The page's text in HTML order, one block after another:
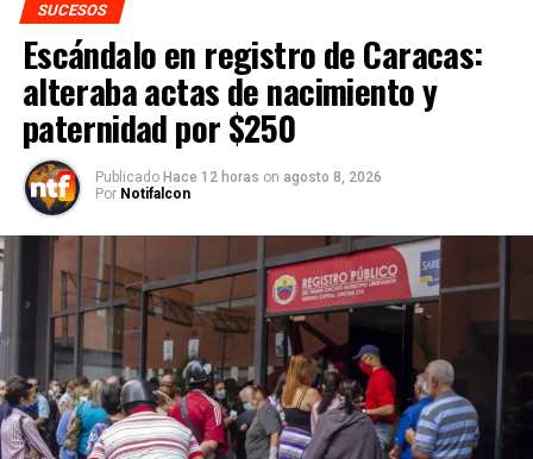
SUCESOS
Escándalo en registro de Caracas:
alteraba actas de nacimiento y
paternidad por $250
Publicado Hace 12 horas on agosto 8, 2026
Por Notifalcon